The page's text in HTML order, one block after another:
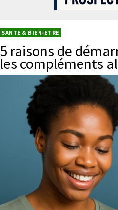
SANTE & BIEN-ETRE
5 raisons de
les compléments